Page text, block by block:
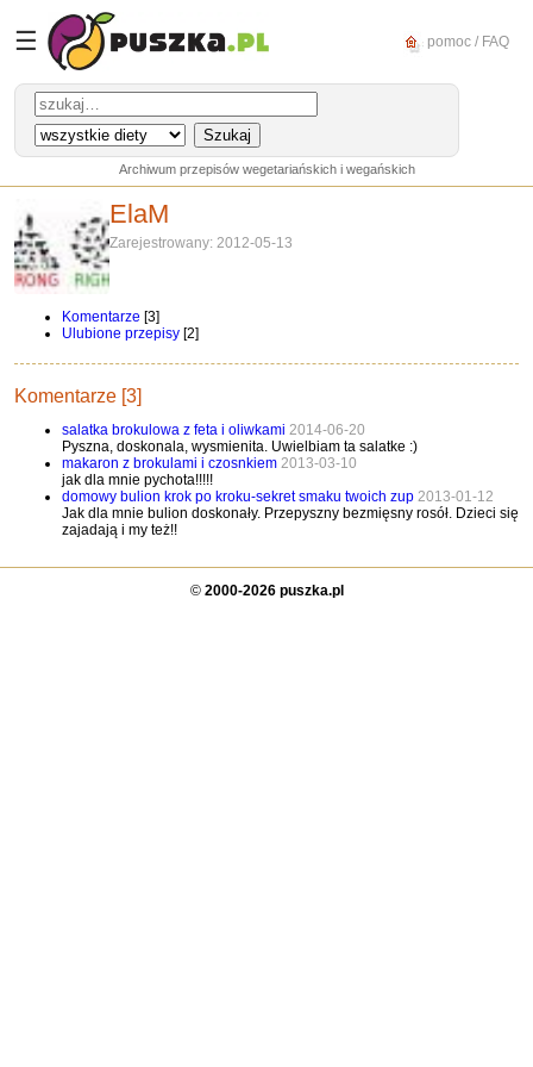
☰ pomoc / FAQ
Archiwum przepisów wegetariańskich i wegańskich
ElaM
Zarejestrowany: 2012-05-13
Komentarze [3]
Ulubione przepisy [2]
Komentarze [3]
salatka brokulowa z feta i oliwkami 2014-06-20
Pyszna, doskonala, wysmienita. Uwielbiam ta salatke :)
makaron z brokulami i czosnkiem 2013-03-10
jak dla mnie pychota!!!!!
domowy bulion krok po kroku-sekret smaku twoich zup 2013-01-12
Jak dla mnie bulion doskonały. Przepyszny bezmięsny rosół. Dzieci się
zajadają i my też!!
© 2000-2026 puszka.pl